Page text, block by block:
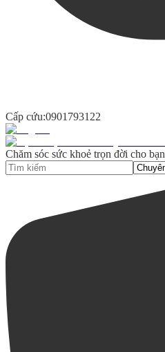
Cấp cứu:0901793122
Chăm sóc sức khoẻ trọn đời cho bạn